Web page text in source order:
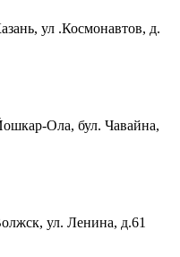
ул .Космонавтов, д.
Ола, бул. Чавайна,
ул. Ленина, д.61